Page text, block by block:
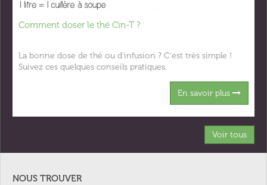
Comment doser le thé Cin-T ?
La bonne dose de thé ou d'infusion ? C'est très simple !
Suivez ces quelques conseils pratiques.
En savoir plus
Voir tous
NOUS TROUVER